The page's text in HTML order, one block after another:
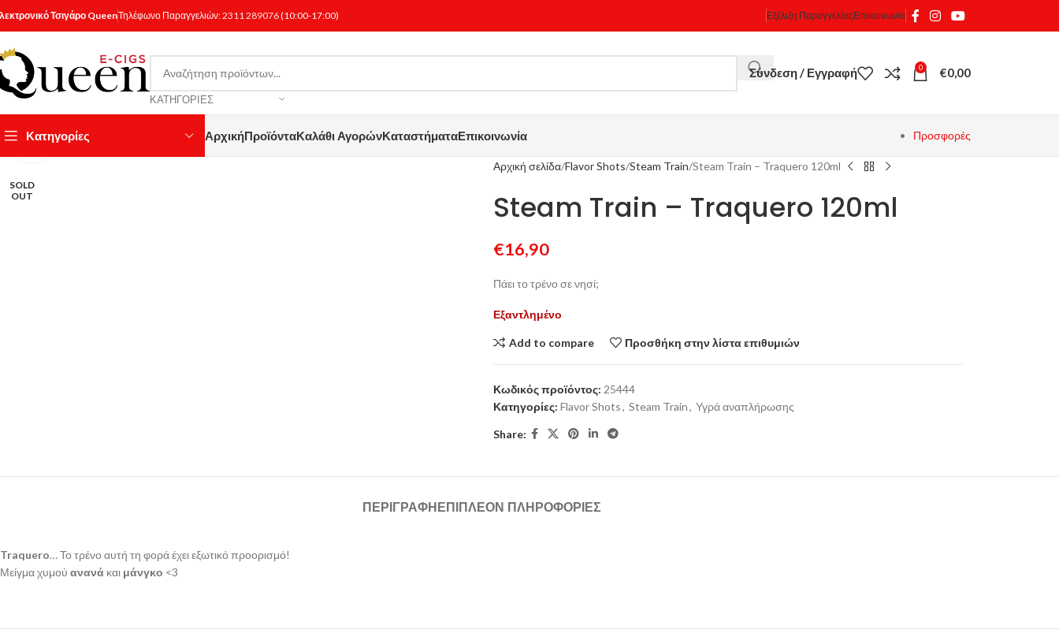
Τσιγάρο QueenΤηλέφωνο Παραγγελιών:2311 289076(10:00-17:00) Εξέλιξη ΠαραγγελίαςΕπικοινωνία
ΚΑΤΗΓΟΡΊΕΣ
Σύνδεση / Εγγραφή 0 €0,00
Κατηγορίες ΑρχικήΠροϊόνταΚαλάθι ΑγορώνΚαταστήματαΕπικοινωνία Προσφορές
SOLD
OUT
Κάντε κλικ για μεγέθυνση
Αρχική σελίδα Flavor Shots Steam Train Steam Train – Traquero 120ml
Steam Train – Traquero 120ml
€16,90
Πάει το τρένο σε νησί;
Εξαντλημένο
Add to compare Προσθήκη στην λίστα επιθυμιών
Κωδικός προϊόντος: 25444
Κατηγορίες: Flavor Shots, Steam Train, Υγρά αναπλήρωσης
Share:
ΠΕΡΙΓΡΑΦΉΕΠΙΠΛΈΟΝ ΠΛΗΡΟΦΟΡΊΕΣ
Traquero… Το τρένο αυτή τη φορά έχει εξωτικό προορισμό!
Μείγμα χυμού ανανά και μάνγκο <3